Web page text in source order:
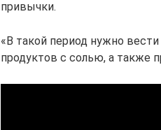
привычки.
«В такой период нужно
продуктов с солью, а также